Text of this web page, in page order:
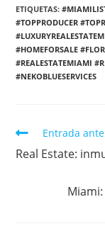
ETIQUETAS:
#TOPPRODUCER
#HOMEFORSALE
#REALESTATEMIAMI
#NEKOBLUESERVICES
Entrada
Real Estate: